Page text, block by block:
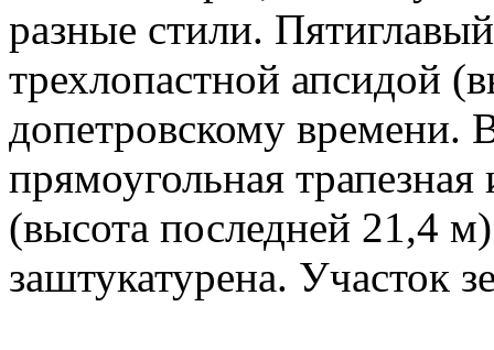
разные стили.
трехлопастной апсидой
допетровскому времени.
прямоугольная
(высота последней 21,4
заштукатурена. Участок